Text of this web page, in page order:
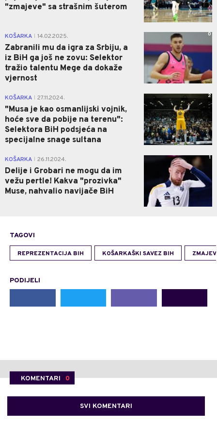
"zmajeve" sa strašnim šuterom
KOŠARKA 14.02.2025.
Zabranili mu da igra za Srbiju, a
iz BiH ga još ne zovu: Selektor
tražio talentu Mege da dokaže
vjernost
0
KOŠARKA 27.11.2024.
"Musa je kao osmanlijski vojnik,
hoće sve da pobije na terenu":
Selektora BiH podsjeća na
specijalne snage sultana
2
KOŠARKA 26.11.2024.
Delije i Grobari ne mogu da im
vežu pertle! Kakva "prozivka"
Muse, nahvalio navijače BiH
1
TAGOVI
REPREZENTACIJA BIH KOŠARKAŠKI SAVEZ BIH
PODIJELI
KOMENTARI 0
SVI KOMENTARI